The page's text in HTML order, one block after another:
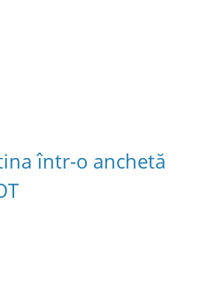
într-o anchetă